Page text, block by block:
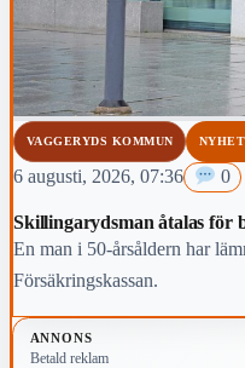
VAGGERYDS KOMMUN
6 augusti, 2026, 07:36 0
Skillingarydsman åtalas för
En man i 50-årsåldern har
Försäkringskassan.
ANNONS
Betald reklam